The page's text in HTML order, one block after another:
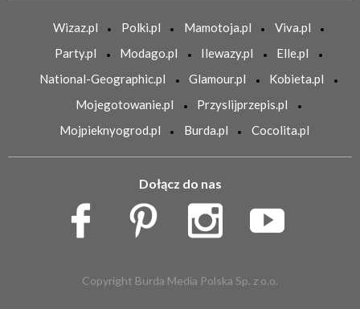
Wizaz.pl Polki.pl Mamotoja.pl
Viva.pl
Party.pl
Modago.pl Ilewazy.pl
Elle.pl
National-Geographic.pl
Glamour.pl
Kobieta.pl
Mojegotowanie.pl
Przyslijprzepis.pl
Mojpieknyogrod.pl
Burda.pl Cocolita.pl
Dołącz do nas
Copyright Burda Media Polska Sp. z o.o.